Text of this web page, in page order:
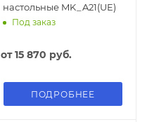
настольные MK_A21(UE)
Под заказ
от15 870 руб.
ПОДРОБНЕЕ